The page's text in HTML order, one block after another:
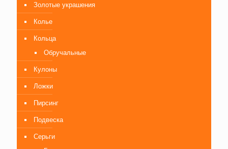
Золотые украшения
Колье
Кольца
Обручальные
Кулоны
Ложки
Пирсинг
Подвеска
Серьги